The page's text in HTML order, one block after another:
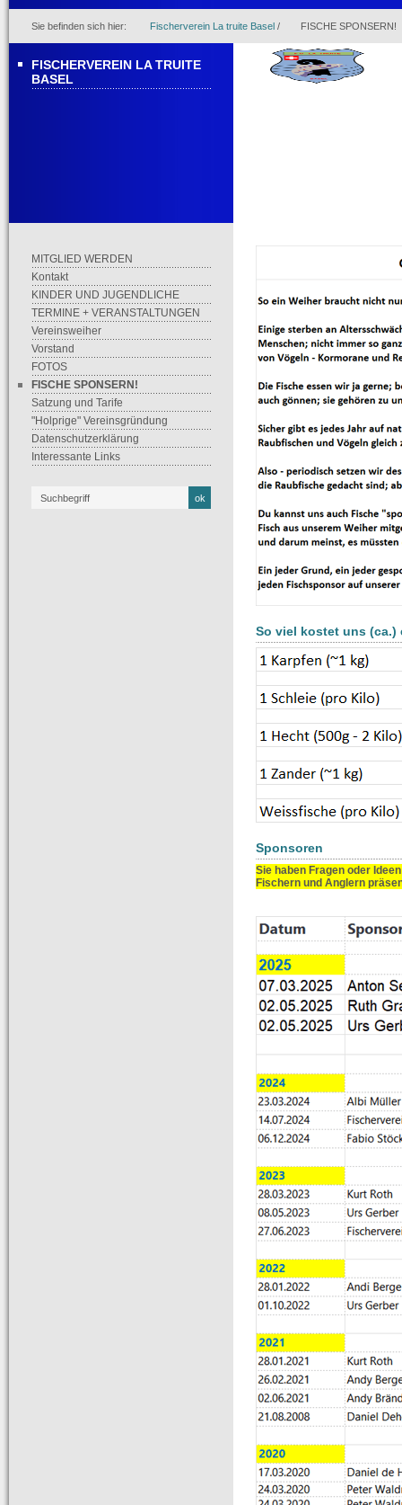
Sie befinden sich hier: Fischerverein La truite Basel / FISCHE SPONSERN!
FISCHERVEREIN LA TRUITE
BASEL
MITGLIED WERDEN
Kontakt
KINDER UND JUGENDLICHE
TERMINE + VERANSTALTUNGEN
Vereinsweiher
Vorstand
FOTOS
FISCHE SPONSERN!
Satzung und Tarife
"Holprige" Vereinsgründung
Datenschutzerklärung
Interessante Links
So viel kostet uns
Sponsoren
Sie haben Fragen oder
Fischern und Anglern